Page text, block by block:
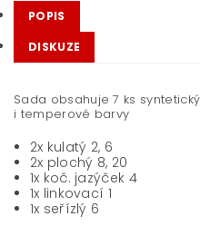
POPIS
DISKUZE
Sada obsahuje 7 ks
i temperové barvy
2x kulatý 2, 6
2x plochý 8, 20
1x koč. jazýček 4
1x linkovací 1
1x seřízlý 6